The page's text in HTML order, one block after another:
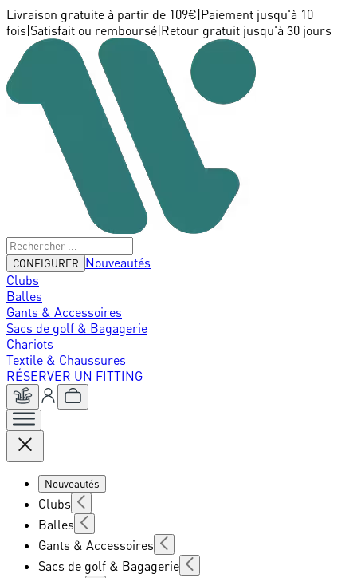
Livraison gratuite à partir de 109€ Paiement jusqu'à 10
fois Satisfait ou remboursé Retour gratuit jusqu'à 30 jours
CONFIGURER
Nouveautés
Clubs
Balles
Gants & Accessoires
Sacs de golf & Bagagerie
Chariots
Textile & Chaussures
RÉSERVER UN FITTING
Nouveautés
Clubs
Balles
Gants & Accessoires
Sacs de golf & Bagagerie